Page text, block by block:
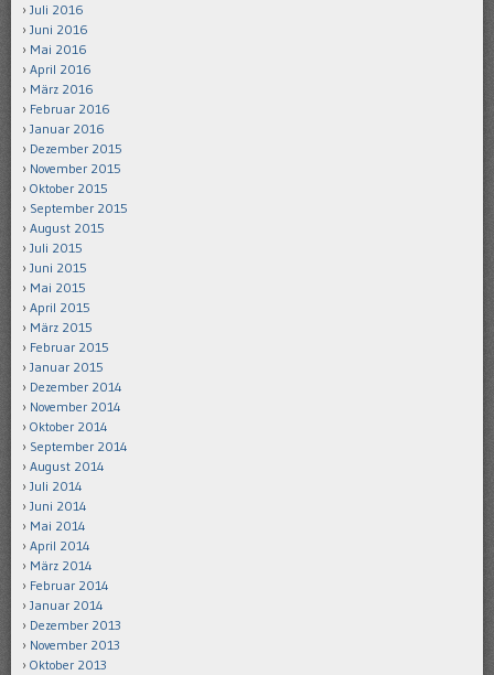
Juli 2016
Juni 2016
Mai 2016
April 2016
März 2016
Februar 2016
Januar 2016
Dezember 2015
November 2015
Oktober 2015
September 2015
August 2015
Juli 2015
Juni 2015
Mai 2015
April 2015
März 2015
Februar 2015
Januar 2015
Dezember 2014
November 2014
Oktober 2014
September 2014
August 2014
Juli 2014
Juni 2014
Mai 2014
April 2014
März 2014
Februar 2014
Januar 2014
Dezember 2013
November 2013
Oktober 2013